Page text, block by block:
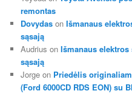
remontas
Dovydas onIšmanaus
sąsają
Audrius onIšmanaus
sąsają
Jorge on Priedėlis
(Ford 6000CD RDS EON) su